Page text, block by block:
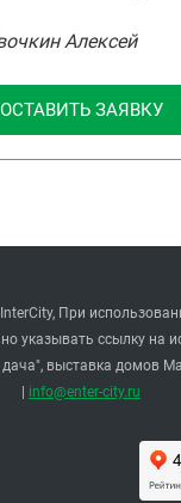
Алексей
ОСТАВИТЬ ЗАЯВКУ
При
указывать ссылку на
выставка домов
| info@enter-city.ru